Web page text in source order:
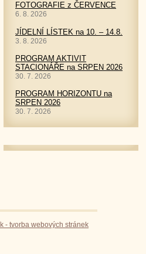
FOTOGRAFIE z ČERVENCE
6. 8. 2026
JÍDELNÍ LÍSTEK na 10. – 14.8.
3. 8. 2026
PROGRAM AKTIVIT
STACIONÁŘE na SRPEN 2026
30. 7. 2026
PROGRAM HORIZONTU na
SRPEN 2026
30. 7. 2026
- tvorba webových stránek